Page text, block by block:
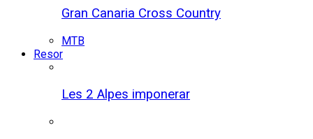
Gran Canaria Cross Country
MTB
Resor
Les 2 Alpes imponerar